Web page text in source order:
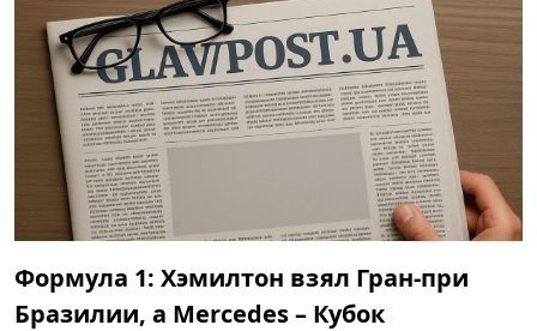
Формула 1: Хэмилтон взял Гран-при
Бразилии, а Mercedes – Кубок